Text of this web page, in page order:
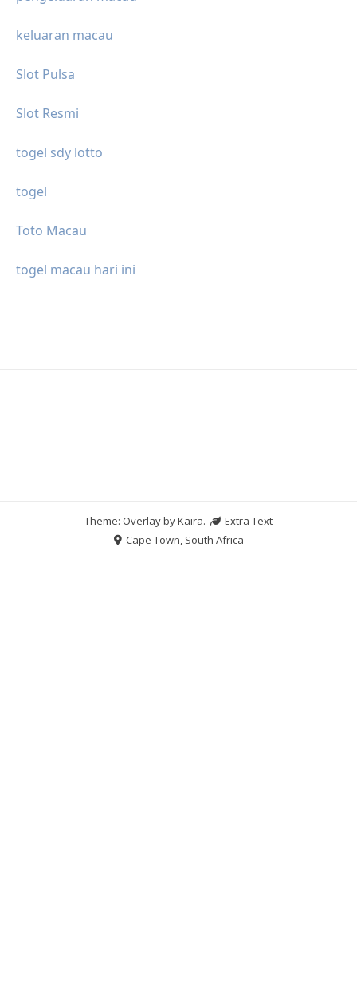
keluaran macau
Slot Pulsa
Slot Resmi
togel sdy lotto
togel
Toto Macau
togel macau hari ini
Theme: Overlay byKaira.
Extra Text
Cape Town, South Africa